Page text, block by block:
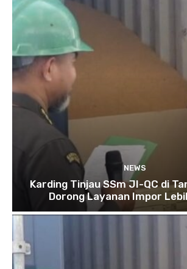
NEWS
Karding Tinjau SSm JI-QC di
Dorong Layanan Impor